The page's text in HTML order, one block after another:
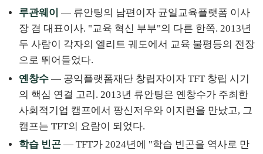
루관웨이 — 류안팅의 남편이자 균일교육플랫폼 이사
장 겸 대표이사. "교육 혁신 부부"의 다른 한쪽. 2013년
두 사람이 각자의 엘리트 궤도에서 교육 불평등의 전장
으로 뛰어들었다.
옌창수 — 공익플랫폼재단 창립자이자 TFT 창립 시기
의 핵심 연결 고리. 2013년 류안팅은 옌창수가 주최한
사회적기업 캠프에서 팡신저우와 이지런을 만났고, 그
캠프는 TFT의 요람이 되었다.
학습 빈곤 — TFT가 2024년에 "학습 빈곤을 역사로 만